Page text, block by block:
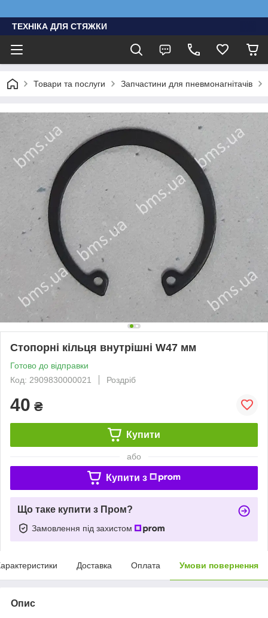
ТЕХНІКА ДЛЯ СТЯЖКИ
Товари та послуги Запчастини для пневмонагнітачів
Стопорні кільця внутрішні W47 мм
Готово до відправки
Код: 2909830000021
Роздріб
40 ₴
Купити
або
Купити з
Що таке купити з Пром?
Замовлення під захистом
Доставка Оплата Умови повернення
Опис